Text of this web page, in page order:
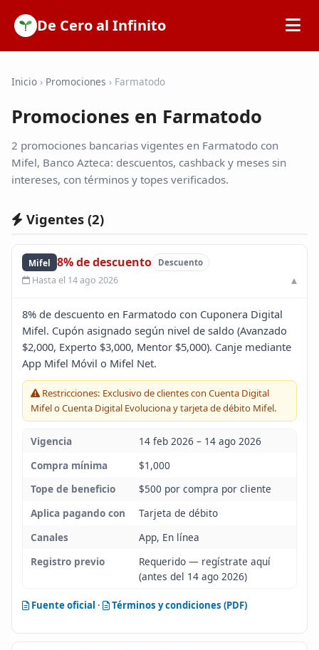
De Cero al Infinito
SOFIPOs
Bancos
Tarjetas de Crédito
Blog
Infinito
Inicio › Promociones › Farmatodo
Promociones en Farmatodo
2 promociones bancarias vigentes en Farmatodo con
Mifel, Banco Azteca: descuentos, cashback y meses sin
intereses, con términos y topes verificados.
Vigentes (2)
Mifel 8% de descuento Descuento
Hasta el 14 ago 2026
8% de descuento en Farmatodo con Cuponera Digital
Mifel. Cupón asignado según nivel de saldo (Avanzado
$2,000, Experto $3,000, Mentor $5,000). Canje mediante
App Mifel Móvil o Mifel Net.
Restricciones: Exclusivo de clientes con Cuenta Digital
Mifel o Cuenta Digital Evoluciona y tarjeta de débito Mifel.
Vigencia
14 feb 2026 – 14 ago 2026
Compra mínima
$1,000
Tope de beneficio
$500 por compra por cliente
Aplica pagando con
Tarjeta de débito
Canales
App, En línea
Registro previo
Requerido — regístrate aquí
(antes del 14 ago 2026)
Fuente oficial · Términos y condiciones (PDF)